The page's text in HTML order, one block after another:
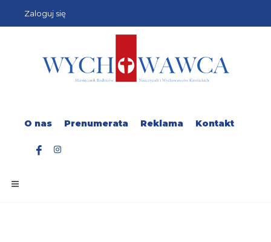
Zaloguj się
O nas Prenumerata Reklama Kontakt